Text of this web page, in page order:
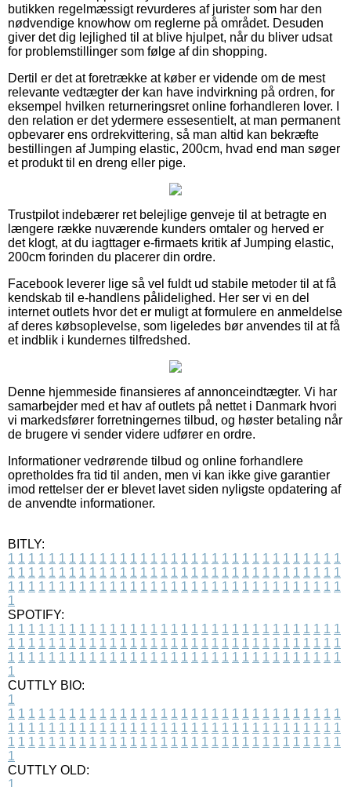
butikken regelmæssigt revurderes af jurister som har den
nødvendige knowhow om reglerne på området. Desuden
giver det dig lejlighed til at blive hjulpet, når du bliver udsat
for problemstillinger som følge af din shopping.
Dertil er det at foretrække at køber er vidende om de mest
relevante vedtægter der kan have indvirkning på ordren, for
eksempel hvilken returneringsret online forhandleren lover. I
den relation er det ydermere essesentielt, at man permanent
opbevarer ens ordrekvittering, så man altid kan bekræfte
bestillingen af Jumping elastic, 200cm, hvad end man søger
et produkt til en dreng eller pige.
Trustpilot indebærer ret belejlige genveje til at betragte en
længere række nuværende kunders omtaler og herved er
det klogt, at du iagttager e-firmaets kritik af Jumping elastic,
200cm forinden du placerer din ordre.
Facebook leverer lige så vel fuldt ud stabile metoder til at få
kendskab til e-handlens pålidelighed. Her ser vi en del
internet outlets hvor det er muligt at formulere en anmeldelse
af deres købsoplevelse, som ligeledes bør anvendes til at få
et indblik i kundernes tilfredshed.
Denne hjemmeside finansieres af annonceindtægter. Vi har
samarbejder med et hav af outlets på nettet i Danmark hvori
vi markedsfører forretningernes tilbud, og høster betaling når
de brugere vi sender videre udfører en ordre.
Informationer vedrørende tilbud og online forhandlere
opretholdes fra tid til anden, men vi kan ikke give garantier
imod rettelser der er blevet lavet siden nyligste opdatering af
de anvendte informationer.
BITLY:
1 1 1 1 1 1 1 1 1 1 1 1 1 1 1 1 1 1 1 1 1 1 1 1 1 1 1 1 1 1 1 1 1
1 1 1 1 1 1 1 1 1 1 1 1 1 1 1 1 1 1 1 1 1 1 1 1 1 1 1 1 1 1 1 1 1
1 1 1 1 1 1 1 1 1 1 1 1 1 1 1 1 1 1 1 1 1 1 1 1 1 1 1 1 1 1 1 1 1
1
SPOTIFY:
1 1 1 1 1 1 1 1 1 1 1 1 1 1 1 1 1 1 1 1 1 1 1 1 1 1 1 1 1 1 1 1 1
1 1 1 1 1 1 1 1 1 1 1 1 1 1 1 1 1 1 1 1 1 1 1 1 1 1 1 1 1 1 1 1 1
1 1 1 1 1 1 1 1 1 1 1 1 1 1 1 1 1 1 1 1 1 1 1 1 1 1 1 1 1 1 1 1 1
1
CUTTLY BIO:
1
1 1 1 1 1 1 1 1 1 1 1 1 1 1 1 1 1 1 1 1 1 1 1 1 1 1 1 1 1 1 1 1 1
1 1 1 1 1 1 1 1 1 1 1 1 1 1 1 1 1 1 1 1 1 1 1 1 1 1 1 1 1 1 1 1 1
1 1 1 1 1 1 1 1 1 1 1 1 1 1 1 1 1 1 1 1 1 1 1 1 1 1 1 1 1 1 1 1 1
1
CUTTLY OLD:
1